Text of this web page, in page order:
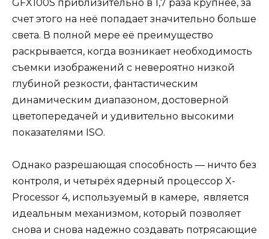
GFX100S приблизительно в 1,7 раза крупнее, за
счет этого на неё попадает значительно больше
света. В полной мере её преимущество
раскрывается, когда возникает необходимость
съемки изображений с невероятно низкой
глубиной резкости, фантастическим
динамическим диапазоном, достоверной
цветопередачей и удивительно высокими
показателями ISO.
Однако разрешающая способность — ничто без
контроля, и четырёх ядерный процессор X-
Processor 4, используемый в камере, является
идеальным механизмом, который позволяет
снова и снова надежно создавать потрясающие